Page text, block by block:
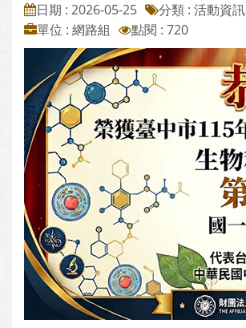
日期 : 2026-05-25
分類 : 活動資訊
單位 : 網路組
點閱 : 720